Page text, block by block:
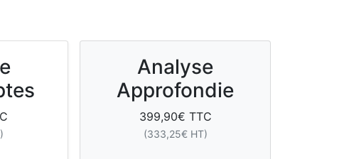
Analyse
Approfondie
399,90€ TTC
(333,25€ HT)